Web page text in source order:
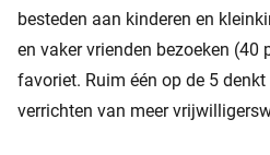
besteden aan kinderen en
en vaker vrienden bezoeken (40
favoriet. Ruim één op de 5
verrichten van meer